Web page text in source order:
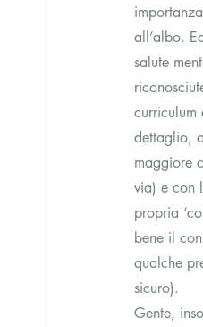
all’albo.
salute
curriculum
dettaglio,
maggiore
via) e con
propria
bene il
qualche
sicuro).
Gente,